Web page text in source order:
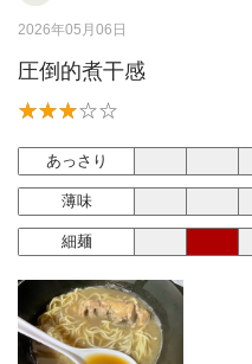
2026年05月06日
圧倒的煮干感
あっさり
薄味
細麺